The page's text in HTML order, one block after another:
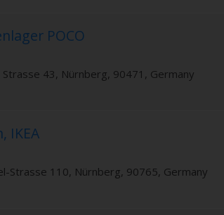
POCO
43, Nürnberg, 90471 , Germany
IKEA
Strasse 110, Nürnberg, 90765, Germany